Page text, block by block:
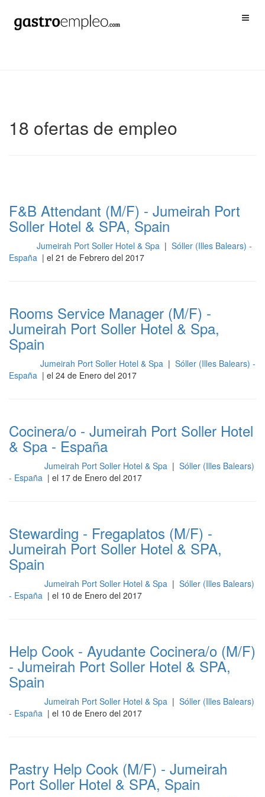
18 ofertas de empleo
F&B Attendant (M/F) - Jumeirah Port
Soller Hotel & SPA, Spain
Jumeirah Port Soller Hotel & Spa | Sóller (Illes Balears) -
España | el 21 de Febrero del 2017
Rooms Service Manager (M/F) -
Jumeirah Port Soller Hotel & Spa,
Spain
Jumeirah Port Soller Hotel & Spa | Sóller (Illes Balears) -
España | el 24 de Enero del 2017
Cocinera/o - Jumeirah Port Soller Hotel
& Spa - España
Jumeirah Port Soller Hotel & Spa | Sóller (Illes Balears)
- España | el 17 de Enero del 2017
Stewarding - Fregaplatos (M/F) -
Jumeirah Port Soller Hotel & SPA,
Spain
Jumeirah Port Soller Hotel & Spa | Sóller (Illes Balears)
- España | el 10 de Enero del 2017
Help Cook - Ayudante Cocinera/o (M/F)
- Jumeirah Port Soller Hotel & SPA,
Spain
Jumeirah Port Soller Hotel & Spa | Sóller (Illes Balears)
- España | el 10 de Enero del 2017
Pastry Help Cook (M/F) - Jumeirah
Port Soller Hotel & SPA, Spain